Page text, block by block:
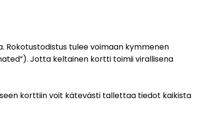
Rokotustodistus tulee voimaan kymmenen
Jotta keltainen kortti toimii virallisena
korttiin voit kätevästi tallettaa tiedot kaikista